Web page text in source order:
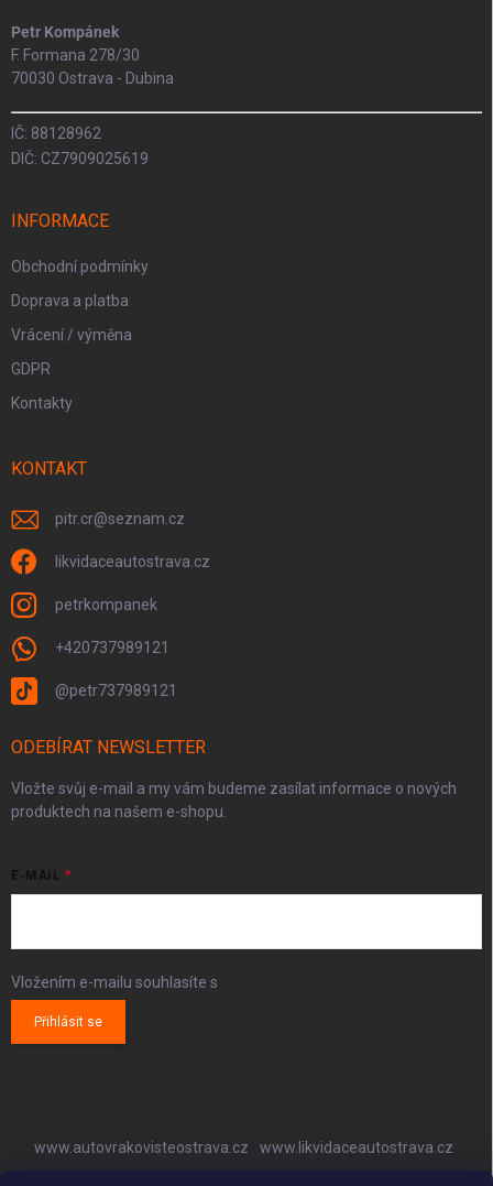
Petr Kompánek
F. Formana 278/30
70030 Ostrava - Dubina
IČ: 88128962
DIČ: CZ7909025619
INFORMACE
Obchodní podmínky
Doprava a platba
Vrácení / výměna
GDPR
Kontakty
KONTAKT
pitr.cr@seznam.cz
likvidaceautostrava.cz
petrkompanek
+420737989121
@petr737989121
ODEBÍRAT NEWSLETTER
Vložte svůj e-mail a my vám budeme zasílat informace o nových
produktech na našem e-shopu.
E-MAIL
Vložením e-mailu souhlasíte s
Přihlásit se
www.autovrakovisteostrava.cz
www.likvidaceautostrava.cz